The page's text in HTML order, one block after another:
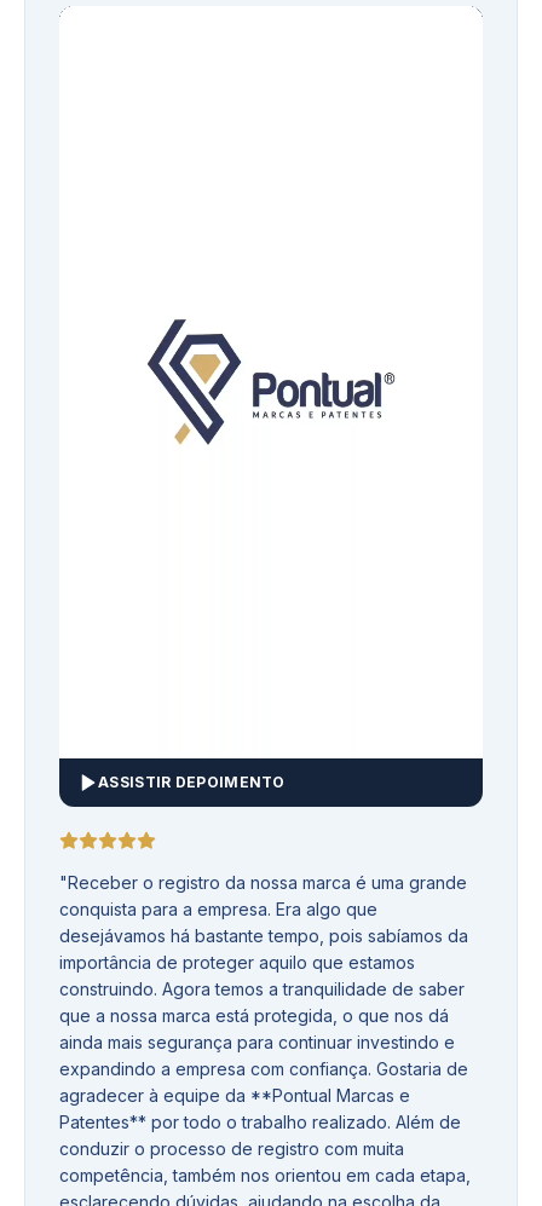
ASSISTIR DEPOIMENTO
"Receber o registro da nossa marca é uma grande
conquista para a empresa. Era algo que
desejávamos há bastante tempo, pois sabíamos da
importância de proteger aquilo que estamos
construindo. Agora temos a tranquilidade de saber
que a nossa marca está protegida, o que nos dá
ainda mais segurança para continuar investindo e
expandindo a empresa com confiança. Gostaria de
agradecer à equipe da **Pontual Marcas e
Patentes** por todo o trabalho realizado. Além de
conduzir o processo de registro com muita
competência, também nos orientou em cada etapa,